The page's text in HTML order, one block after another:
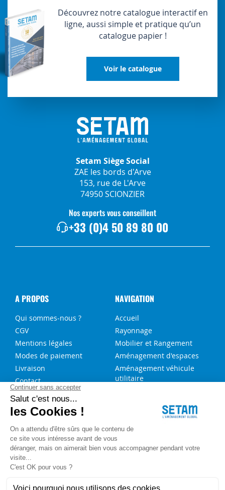
Découvrez notre catalogue interactif en
ligne, aussi simple et pratique qu’un
catalogue papier !
Voir le catalogue
Setam Siège Social
ZAE les bords d'Arve
153, rue de L'Arve
74950 SCIONZIER
Nos experts vous conseillent
+33 (0)4 50 89 80 00
A PROPOS
Qui sommes-nous ?
CGV
Mentions légales
Modes de paiement
Livraison
Contact
NAVIGATION
Accueil
Rayonnage
Mobilier et Rangement
Aménagement d'espaces
Aménagement véhicule
utilitaire
NOS SERVICES
FAQ
Blog
Aide au choix rayonnage
Service de montage